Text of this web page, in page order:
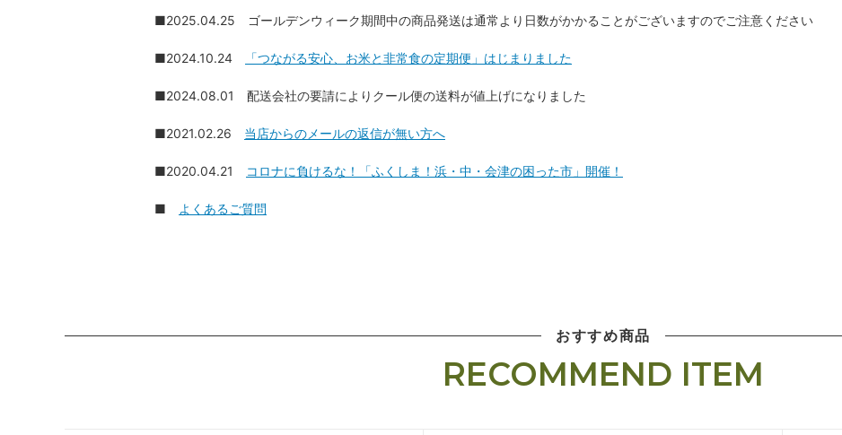
■2025.04.25 ゴールデンウィーク期間中の商品発送は通常より日数がかかることがございますのでご注意ください
■2024.10.24 「つながる安心、お米と非常食の定期便」はじまりました
■2024.08.01 配送会社の要請によりクール便の送料が値上げになりました
■2021.02.26 当店からのメールの返信が無い方へ
■2020.04.21 コロナに負けるな！「ふくしま！浜・中・会津の困った市」開催！
■ よくあるご質問
おすすめ商品
RECOMMEND ITEM